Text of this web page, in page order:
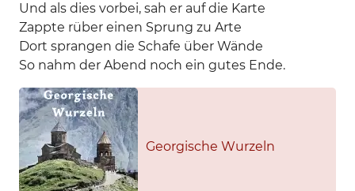
Und als dies vorbei, sah er auf die Karte
Zappte rüber einen Sprung zu Arte
Dort sprangen die Schafe über Wände
So nahm der Abend noch ein gutes Ende.
Georgische Wurzeln